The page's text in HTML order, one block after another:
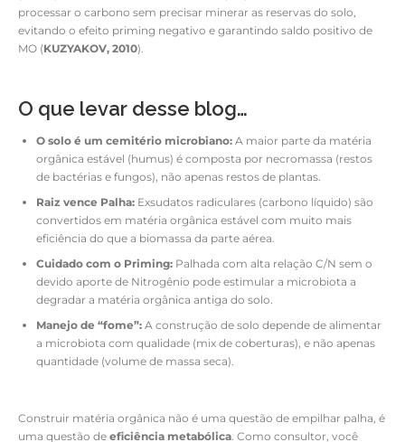
processar o carbono sem precisar minerar as reservas do solo,
evitando o efeito priming negativo e garantindo saldo positivo de
MO (KUZYAKOV, 2010).
O que levar desse blog…
O solo é um cemitério microbiano: A maior parte da matéria
orgânica estável (humus) é composta por necromassa (restos
de bactérias e fungos), não apenas restos de plantas.
Raiz vence Palha: Exsudatos radiculares (carbono líquido) são
convertidos em matéria orgânica estável com muito mais
eficiência do que a biomassa da parte aérea.
Cuidado com o Priming: Palhada com alta relação C/N sem o
devido aporte de Nitrogênio pode estimular a microbiota a
degradar a matéria orgânica antiga do solo.
Manejo de “fome”: A construção de solo depende de alimentar
a microbiota com qualidade (mix de coberturas), e não apenas
quantidade (volume de massa seca).
Construir matéria orgânica não é uma questão de empilhar palha, é
uma questão de eficiência metabólica. Como consultor, você